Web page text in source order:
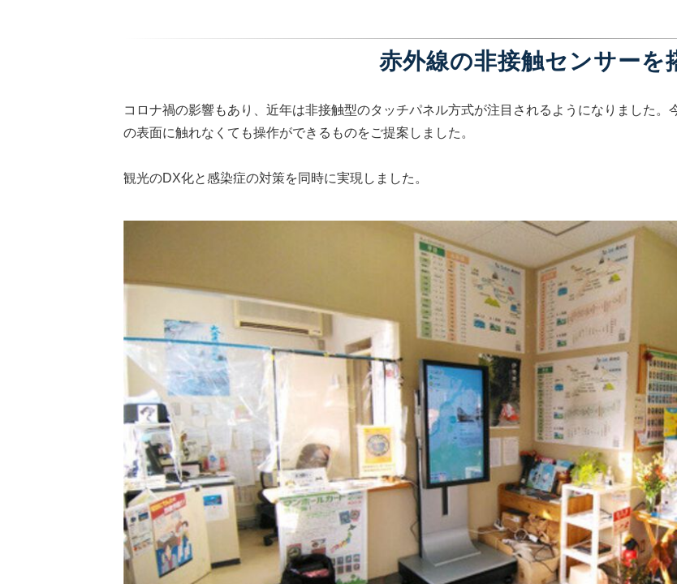
赤外線の非接触センサーを
コロナ禍の影響もあり、近年は非接触型のタッチパネル方式が注目されるようになりました
の表面に触れなくても操作ができるものをご提案しました。
観光のDX化と感染症の対策を同時に実現しました。